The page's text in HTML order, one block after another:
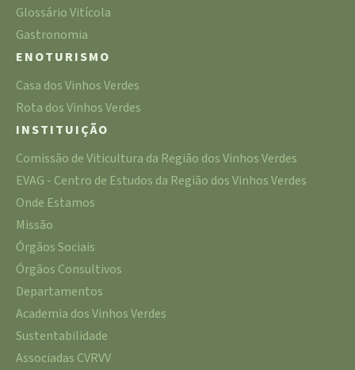
Glossário Vitícola
Gastronomia
ENOTURISMO
Casa dos Vinhos Verdes
Rota dos Vinhos Verdes
INSTITUIÇÃO
Comissão de Viticultura da Região dos Vinhos Verdes
EVAG - Centro de Estudos da Região dos Vinhos Verdes
Onde Estamos
Missão
Órgãos Sociais
Órgãos Consultivos
Departamentos
Academia dos Vinhos Verdes
Sustentabilidade
Associadas CVRVV